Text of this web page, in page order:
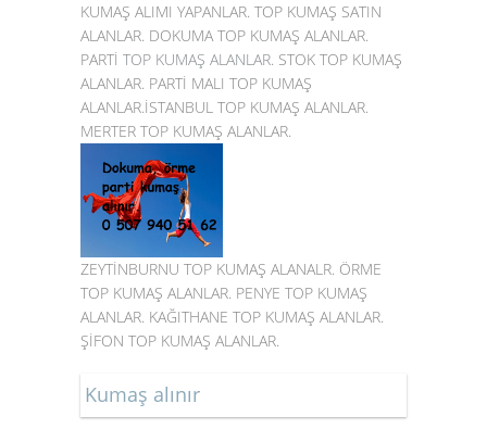
KUMAŞ ALIMI YAPANLAR. TOP KUMAŞ SATIN
ALANLAR. DOKUMA TOP KUMAŞ ALANLAR.
PARTİ TOP KUMAŞ ALANLAR. STOK TOP KUMAŞ
ALANLAR. PARTİ MALI TOP KUMAŞ
ALANLAR.İSTANBUL TOP KUMAŞ ALANLAR.
MERTER TOP KUMAŞ ALANLAR.
ZEYTİNBURNU TOP KUMAŞ ALANALR. ÖRME
TOP KUMAŞ ALANLAR. PENYE TOP KUMAŞ
ALANLAR. KAĞITHANE TOP KUMAŞ ALANLAR.
ŞİFON TOP KUMAŞ ALANLAR.
Kumaş alınır